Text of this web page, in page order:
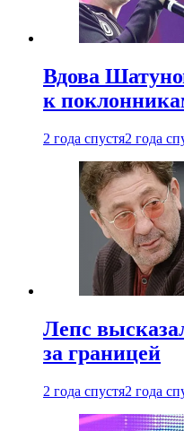
Вдова
к
2 года спустя2 года
Лепс
за границей
2 года спустя2 года